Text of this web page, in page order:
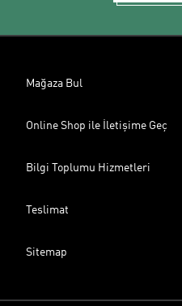
Mağaza Bul
Online Shop ile İletişime Geç
Bilgi Toplumu Hizmetleri
Teslimat
Sitemap